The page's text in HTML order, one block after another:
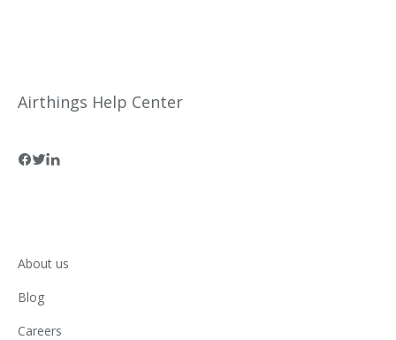
Airthings Help Center
About us
Blog
Careers